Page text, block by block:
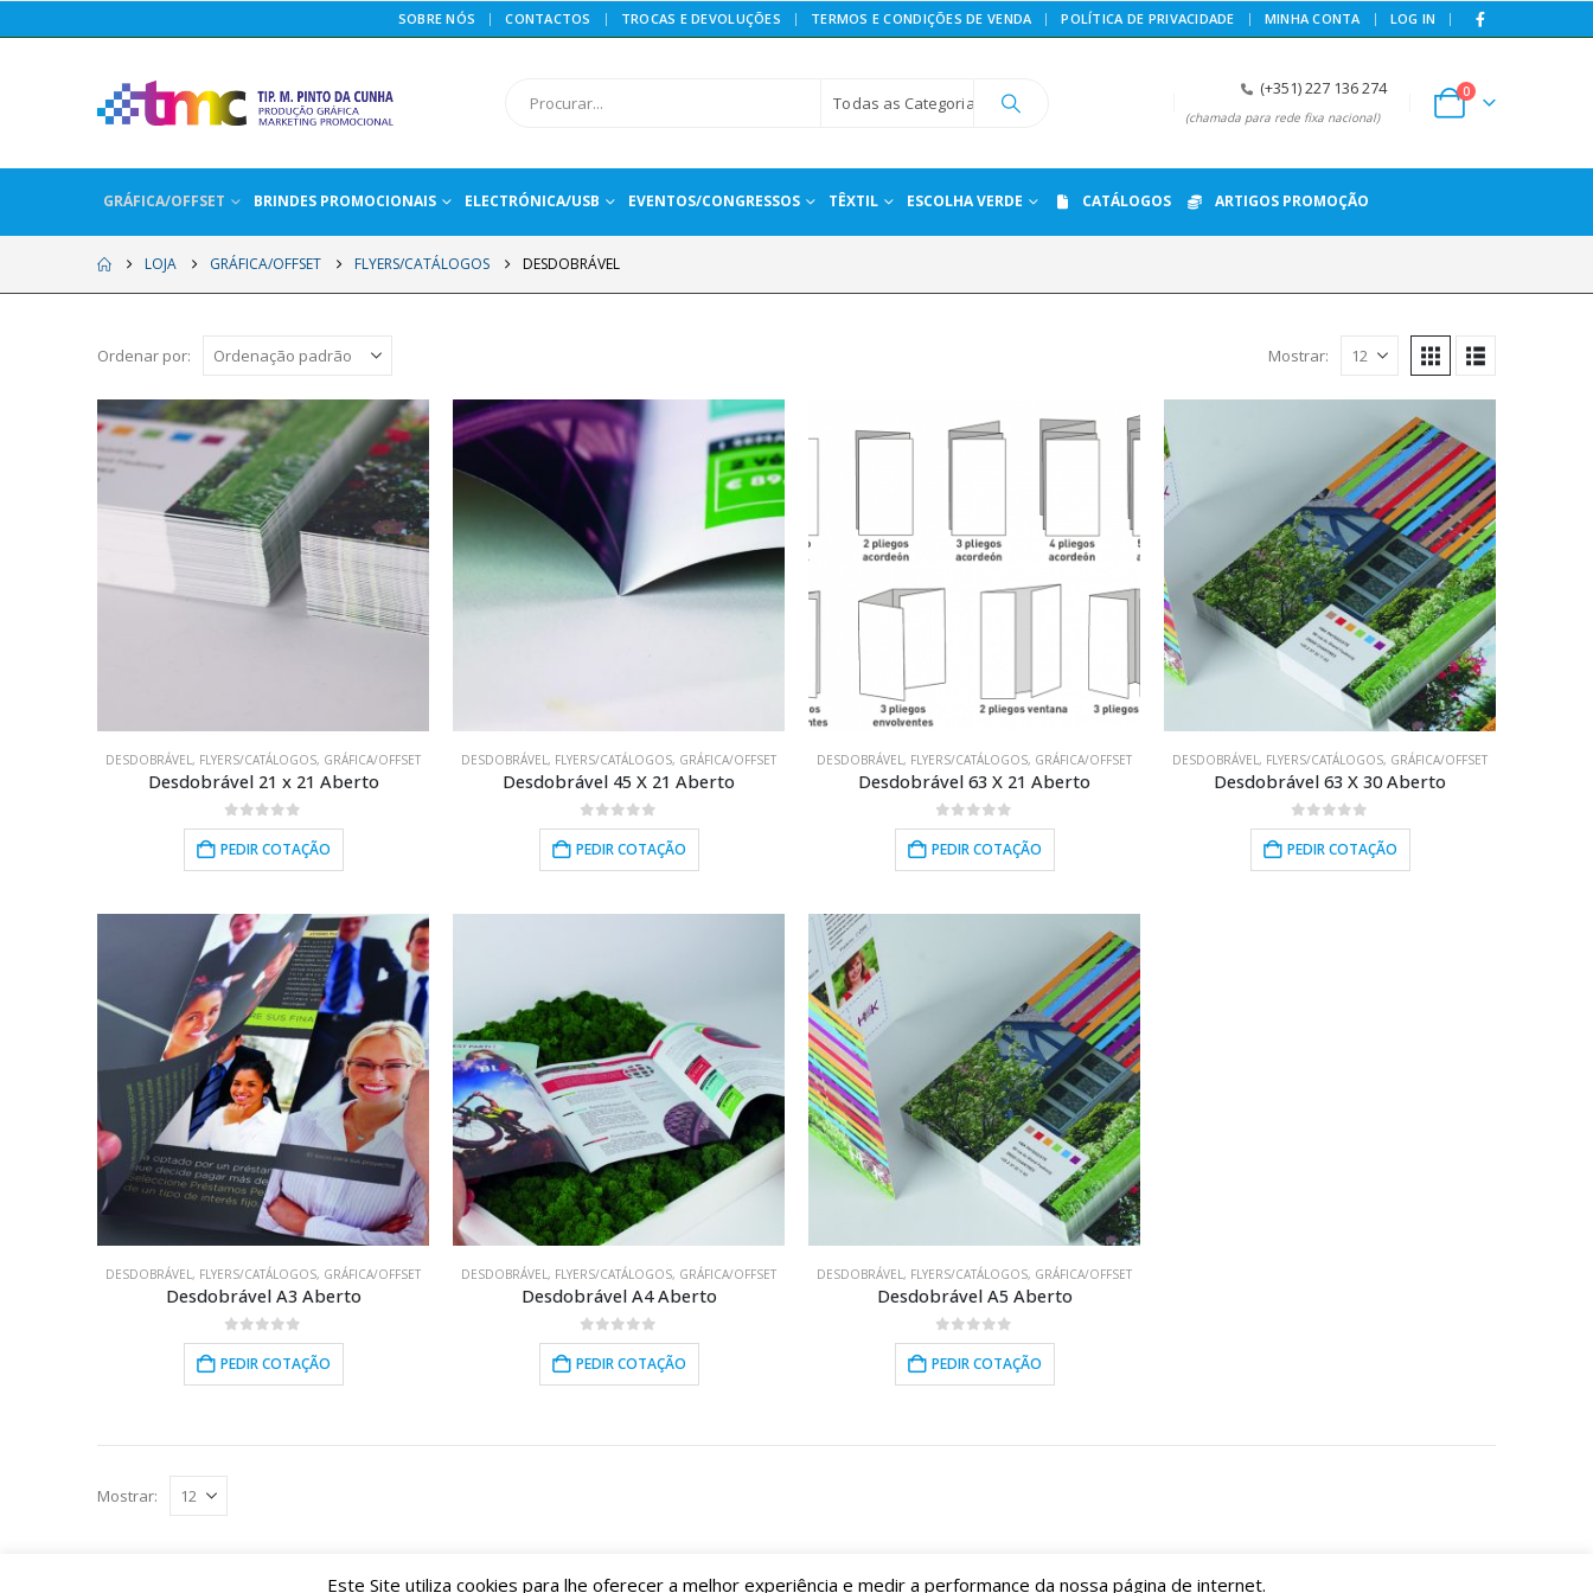
SOBRE NÓS CONTACTOS TROCAS E DEVOLUÇÕES TERMOS E CONDIÇÕES DE VENDA POLÍTICA DE PRIVACIDADE MINHA CONTA LOG IN |
Todas as Categorias
(+351) 227 136 274
(chamada para rede fixa nacional)
0
GRÁFICA/OFFSET BRINDES PROMOCIONAIS ELECTRÓNICA/USB EVENTOS/CONGRESSOS TÊXTIL ESCOLHA VERDE CATÁLOGOS ARTIGOS PROMOÇÃO
LOJA GRÁFICA/OFFSET FLYERS/CATÁLOGOS DESDOBRÁVEL
Ordenar por: Mostrar:
DESDOBRÁVEL, FLYERS/CATÁLOGOS, GRÁFICA/OFFSET
Desdobrável 21 x 21 Aberto
0out of 5
PEDIR COTAÇÃO
DESDOBRÁVEL, FLYERS/CATÁLOGOS, GRÁFICA/OFFSET
Desdobrável 45 X 21 Aberto
0out of 5
PEDIR COTAÇÃO
DESDOBRÁVEL, FLYERS/CATÁLOGOS, GRÁFICA/OFFSET
Desdobrável 63 X 21 Aberto
0out of 5
PEDIR COTAÇÃO
DESDOBRÁVEL, FLYERS/CATÁLOGOS, GRÁFICA/OFFSET
Desdobrável 63 X 30 Aberto
0out of 5
PEDIR COTAÇÃO
DESDOBRÁVEL, FLYERS/CATÁLOGOS, GRÁFICA/OFFSET
Desdobrável A3 Aberto
0out of 5
PEDIR COTAÇÃO
DESDOBRÁVEL, FLYERS/CATÁLOGOS, GRÁFICA/OFFSET
Desdobrável A4 Aberto
0out of 5
PEDIR COTAÇÃO
DESDOBRÁVEL, FLYERS/CATÁLOGOS, GRÁFICA/OFFSET
Desdobrável A5 Aberto
0out of 5
PEDIR COTAÇÃO
Mostrar:
Este Site utiliza cookies para lhe oferecer a melhor experiência e medir a performance da nossa página de internet.